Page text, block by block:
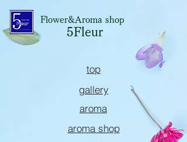
top
gallery
aroma
Flower&Aroma shop
5Fleur
aroma shop